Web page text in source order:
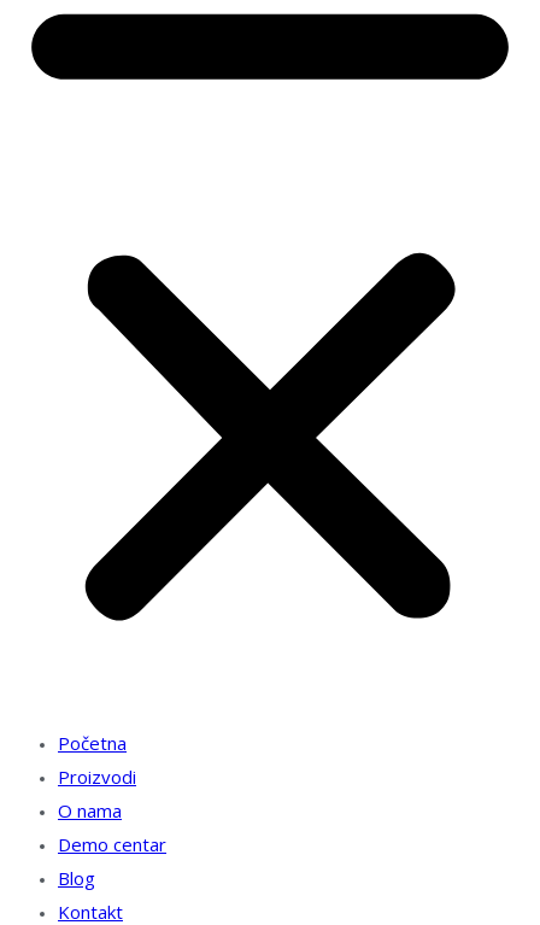
Početna
Proizvodi
O nama
Demo centar
Blog
Kontakt